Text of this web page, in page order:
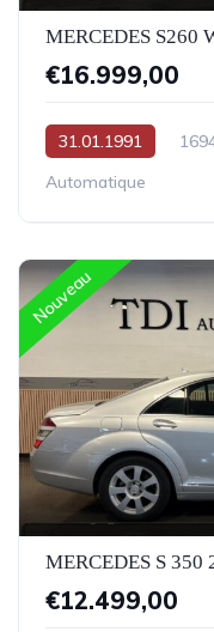
MERCEDES S260
€16.999,00
31.01.1991
Automatique
Nouveau
MERCEDES S 350
€12.499,00